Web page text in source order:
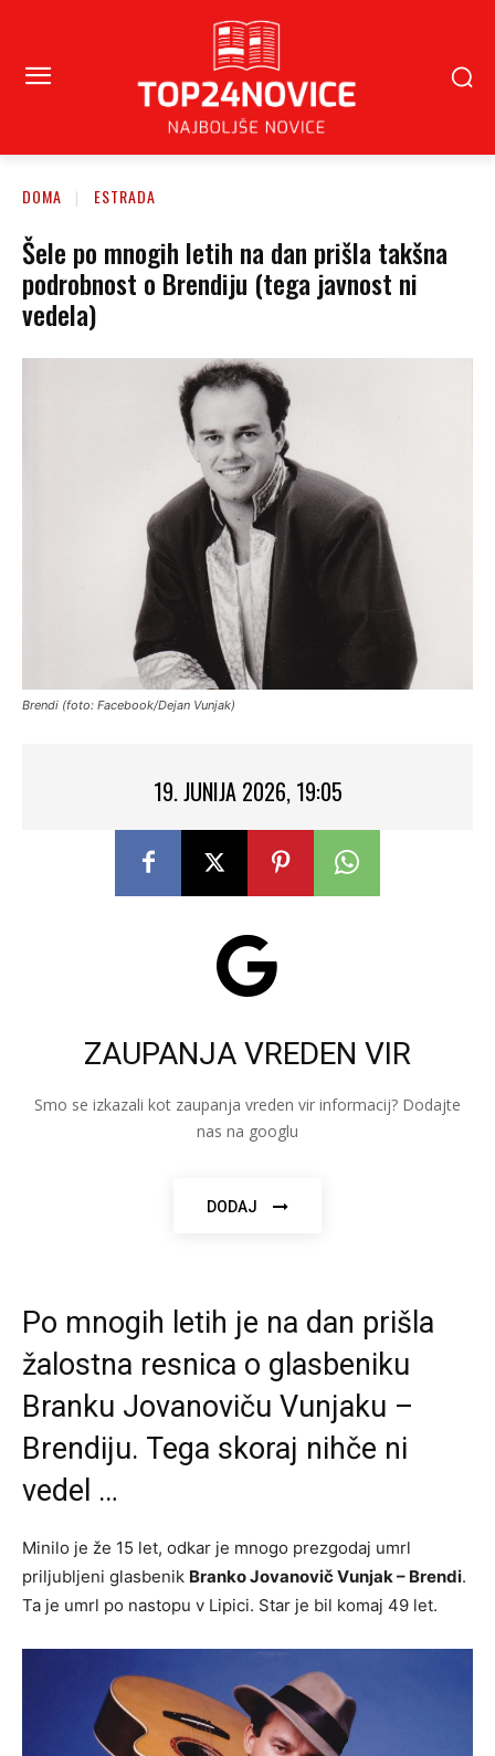
DOMA ESTRADA
Šele po mnogih letih na dan prišla takšna
podrobnost o Brendiju (tega javnost ni
vedela)
Brendi (foto: Facebook/Dejan Vunjak)
19. JUNIJA 2026, 19:05
ZAUPANJA VREDEN VIR
Smo se izkazali kot zaupanja vreden vir informacij? Dodajte
nas na googlu
DODAJ
Po mnogih letih je na dan prišla
žalostna resnica o glasbeniku
Branku Jovanoviču Vunjaku –
Brendiju. Tega skoraj nihče ni
vedel …
Minilo je že 15 let, odkar je mnogo prezgodaj umrl
priljubljeni glasbenik Branko Jovanovič Vunjak – Brendi.
Ta je umrl po nastopu v Lipici. Star je bil komaj 49 let.